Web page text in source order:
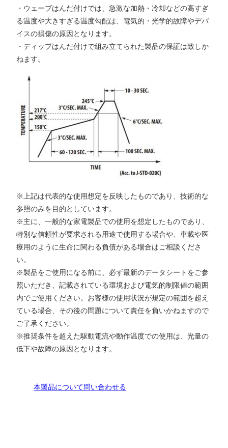
・ウェーブはんだ付けでは、急激な加熱・冷却などの高すぎ
る温度や大きすぎる温度勾配は、電気的・光学的故障やデバ
イスの損傷の原因となります。
・ディップはんだ付けで組み立てられた製品の保証は致しか
ねます。
※上記は代表的な使用想定を反映したものであり、技術的な
参照のみを目的としています。
※主に、一般的な家電製品での使用を想定したものであり、
特別な信頼性が要求される用途で使用する場合や、車載や医
療用のように生命に関わる負債がある場合はご相談くださ
い。
※製品をご使用になる前に、必ず最新のデータシートをご参
照いただき、記載されている環境および電気的制限値の範囲
内でご使用ください。お客様の使用状況が規定の範囲を超え
ている場合、その後の問題について責任を負いかねますので
ご了承ください。
※推奨条件を超えた駆動電流や動作温度での使用は、光量の
低下や故障の原因となります。
本製品について問い合わせる